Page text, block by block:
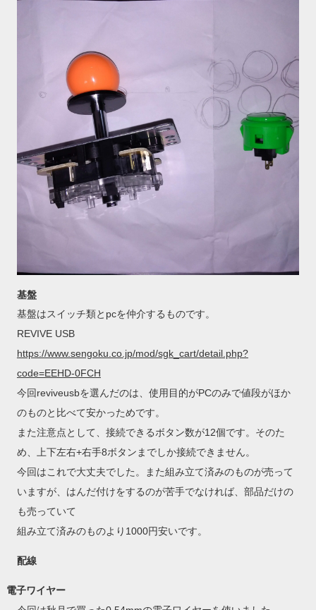
基盤
基盤はスイッチ類とpcを仲介するものです。
REVIVE USB
https://www.sengoku.co.jp/mod/sgk_cart/detail.php?
code=EEHD-0FCH
今回reviveusbを選んだのは、使用目的がPCのみで値段がほか
のものと比べて安かっためです。
また注意点として、接続できるボタン数が12個です。そのた
め、上下左右+右手8ボタンまでしか接続できません。
今回はこれで大丈夫でした。また組み立て済みのものが売って
いますが、はんだ付けをするのが苦手でなければ、部品だけの
も売っていて
組み立て済みのものより1000円安いです。
配線
電子ワイヤー